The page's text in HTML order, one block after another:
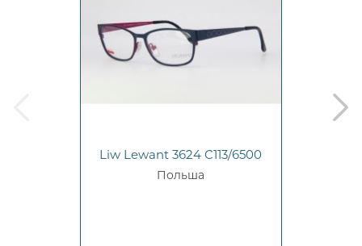
Liw Lewant 3624 C113/6500
Польша
next